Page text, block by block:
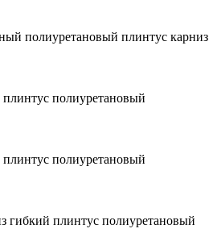
полиуретановый плинтус карниз
плинтус полиуретановый
плинтус полиуретановый
гибкий плинтус полиуретановый